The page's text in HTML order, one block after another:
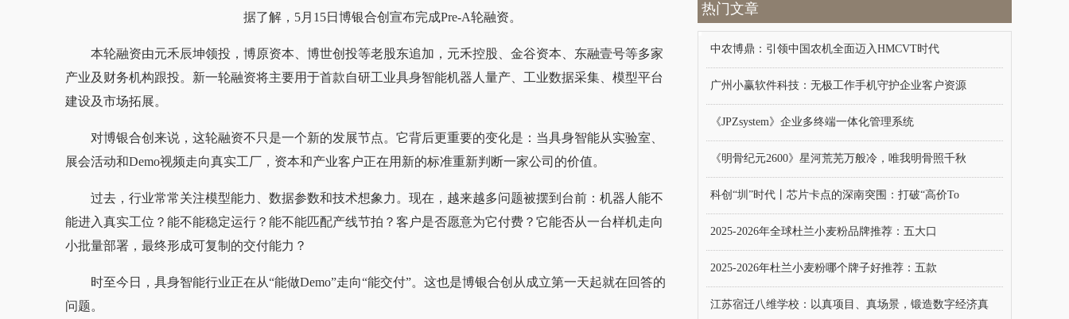
据了解，5月15日博银合创宣布完成Pre-A轮融资。
本轮融资由元禾辰坤领投，博原资本、博世创投等老股东追加，元禾控股、金谷资本、东融壹号等多家
产业及财务机构跟投。新一轮融资将主要用于首款自研工业具身智能机器人量产、工业数据采集、模型平台
建设及市场拓展。
对博银合创来说，这轮融资不只是一个新的发展节点。它背后更重要的变化是：当具身智能从实验室、
展会活动和Demo视频走向真实工厂，资本和产业客户正在用新的标准重新判断一家公司的价值。
过去，行业常常关注模型能力、数据参数和技术想象力。现在，越来越多问题被摆到台前：机器人能不
能进入真实工位？能不能稳定运行？能不能匹配产线节拍？客户是否愿意为它付费？它能否从一台样机走向
小批量部署，最终形成可复制的交付能力？
时至今日，具身智能行业正在从“能做Demo”走向“能交付”。这也是博银合创从成立第一天起就在回答的
问题。
热门文章
中农博鼎：引领中国农机全面迈入HMCVT时代
广州小赢软件科技：无极工作手机守护企业客户资源
《JPZsystem》企业多终端一体化管理系统
《明骨纪元2600》星河荒芜万般冷，唯我明骨照千秋
科创“圳”时代丨芯片卡点的深南突围：打破“高价To
2025-2026年全球杜兰小麦粉品牌推荐：五大口
2025-2026年杜兰小麦粉哪个牌子好推荐：五款
江苏宿迁八维学校：以真项目、真场景，锻造数字经济真